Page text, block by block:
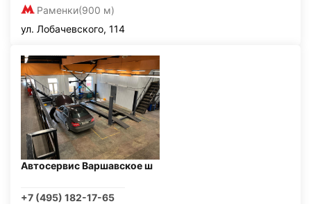
Раменки(900 м)
ул. Лобачевского, 114
Автосервис Варшавское ш
+7 (495) 182-17-65